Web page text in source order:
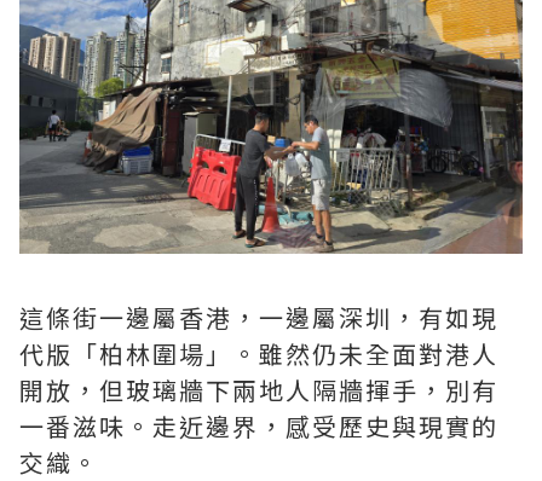
這條街一邊屬香港，一邊屬深圳，有如現
代版「柏林圍場」。雖然仍未全面對港人
開放，但玻璃牆下兩地人隔牆揮手，別有
一番滋味。走近邊界，感受歷史與現實的
交織。